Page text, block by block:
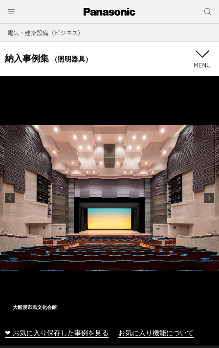
電気・建築設備（ビジネス）
納入事例集 （照明器具）
大船渡市民文化会館
❤ お気に入り保存した事例を見る お気に入り機能について